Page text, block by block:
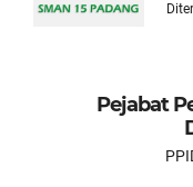
Pejabat